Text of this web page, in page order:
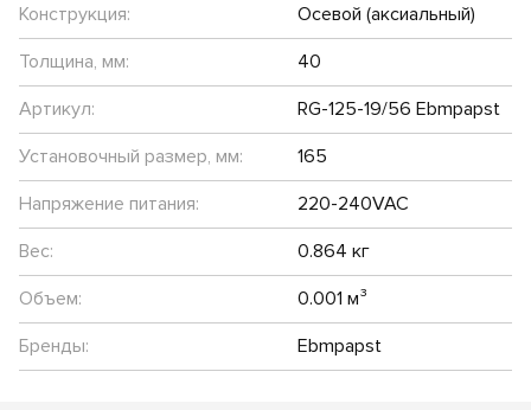
Конструкция:
Осевой (аксиальный)
Толщина, мм:
40
Артикул:
RG-125-19/56 Ebmpapst
Установочный размер, мм:
165
Напряжение питания:
220-240VAC
Вес:
0.864 кг
Объем:
0.001 м³
Бренды:
Ebmpapst